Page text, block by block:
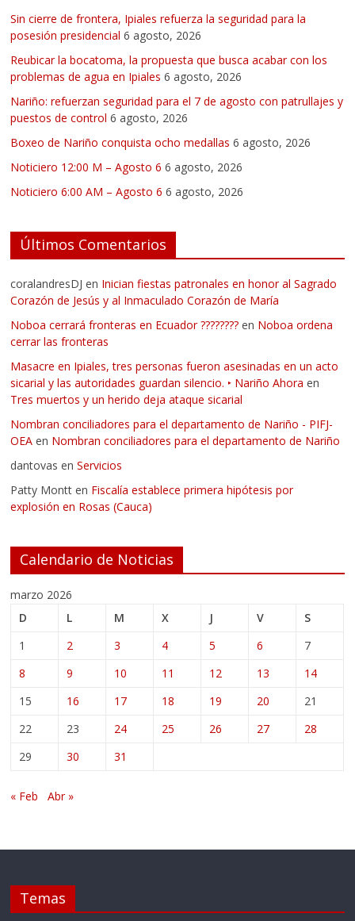
Sin cierre de frontera, Ipiales refuerza la seguridad para la
posesión presidencial 6 agosto, 2026
Reubicar la bocatoma, la propuesta que busca acabar con los
problemas de agua en Ipiales 6 agosto, 2026
Nariño: refuerzan seguridad para el 7 de agosto con patrullajes y
puestos de control 6 agosto, 2026
Boxeo de Nariño conquista ocho medallas 6 agosto, 2026
Noticiero 12:00 M – Agosto 6 6 agosto, 2026
Noticiero 6:00 AM – Agosto 6 6 agosto, 2026
Últimos Comentarios
coralandresDJ en Inician fiestas patronales en honor al Sagrado
Corazón de Jesús y al Inmaculado Corazón de María
Noboa cerrará fronteras en Ecuador ???????? en Noboa ordena
cerrar las fronteras
Masacre en Ipiales, tres personas fueron asesinadas en un acto
sicarial y las autoridades guardan silencio. ‣ Nariño Ahora en
Tres muertos y un herido deja ataque sicarial
Nombran conciliadores para el departamento de Nariño - PIFJ-
OEA en Nombran conciliadores para el departamento de Nariño
dantovas enServicios
Patty Montt en Fiscalía establece primera hipótesis por
explosión en Rosas (Cauca)
Calendario de Noticias
marzo 2026
D
L M X J V
S
1
2 3 4 5 6
7
8
9 10 11 12 13
14
15
16 17 18 19 20
21
22
23 24 25 26 27
28
29
30 31
« Feb Abr »
Temas